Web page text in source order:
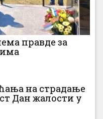
правде за
на страдање
Дан жалости у